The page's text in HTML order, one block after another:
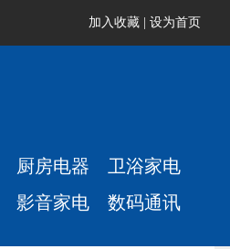
加入收藏 设为首页
厨房电器
卫浴家电
影音家电 数码通讯